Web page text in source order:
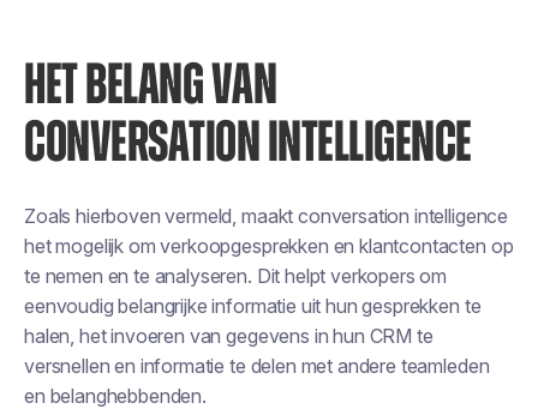
HET BELANG VAN
CONVERSATION INTELLIGENCE
Zoals hierboven vermeld, maakt conversation intelligence
het mogelijk om verkoopgesprekken en klantcontacten op
te nemen en te analyseren. Dit helpt verkopers om
eenvoudig belangrijke informatie uit hun gesprekken te
halen, het invoeren van gegevens in hun CRM te
versnellen en informatie te delen met andere teamleden
en belanghebbenden.